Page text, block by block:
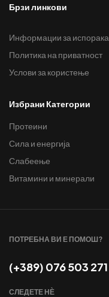
Брзи линкови
Информации за испорака
Политика на приватност
Услови за користење
Избрани Категории
Протеини
Сила и енергија
Слабеење
Витамини и минерали
ПОТРЕБНА ВИ Е ПОМОШ?
(+389) 076 503 271
СЛЕДЕТЕ НЀ